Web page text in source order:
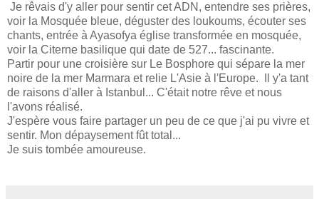
Je rêvais d'y aller pour sentir cet ADN, entendre ses prières,
voir la Mosquée bleue, déguster des loukoums, écouter ses
chants, entrée à Ayasofya église transformée en mosquée,
voir la Citerne basilique qui date de 527... fascinante.
Partir pour une croisière sur Le Bosphore qui sépare la mer
noire de la mer Marmara et relie L'Asie à l'Europe. Il y'a tant
de raisons d'aller à Istanbul... C'était notre rêve et nous
l'avons réalisé.
J'espère vous faire partager un peu de ce que j'ai pu vivre et
sentir. Mon dépaysement fût total...
Je suis tombée amoureuse.